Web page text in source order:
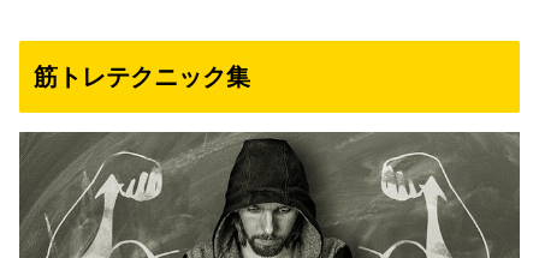
筋トレテクニック集